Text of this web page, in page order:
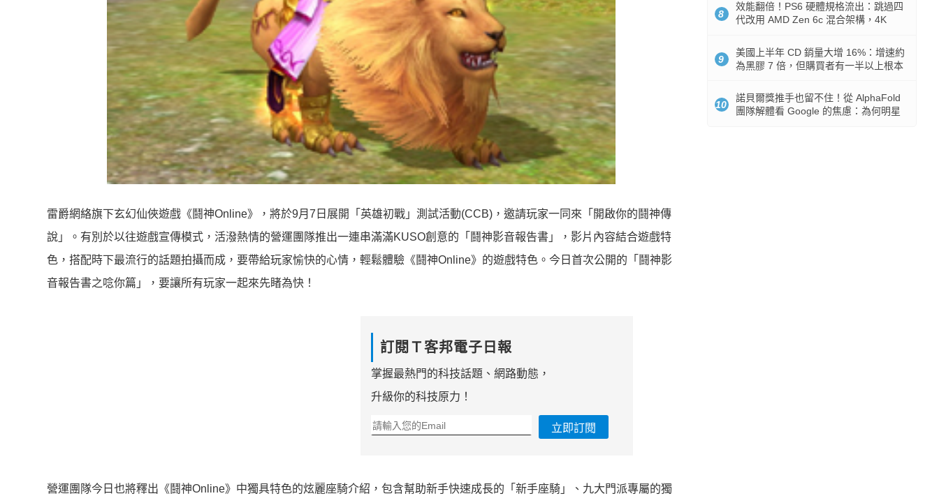
雷爵網絡旗下玄幻仙俠遊戲《鬪神Online》，將於9月7日展開「英雄初戰」測試活動(CCB)，邀請玩家一同來「開啟你的鬪神傳
說」。有別於以往遊戲宣傳模式，活潑熱情的營運團隊推出一連串滿滿KUSO創意的「鬪神影音報告書」，影片內容結合遊戲特
色，搭配時下最流行的話題拍攝而成，要帶給玩家愉快的心情，輕鬆體驗《鬪神Online》的遊戲特色。今日首次公開的「鬪神影
音報告書之唸你篇」，要讓所有玩家一起來先睹為快！
訂閱Ｔ客邦電子日報
掌握最熱門的科技話題、網路動態，
升級你的科技原力！
立即訂閱
營運團隊今日也將釋出《鬪神Online》中獨具特色的炫麗座騎介紹，包含幫助新手快速成長的「新手座騎」、九大門派專屬的獨
8
效能翻倍！PS6 硬體規格流出：跳過四
代改用 AMD Zen 6c 混合架構，4K
9
美國上半年 CD 銷量大增 16%：增速約
為黑膠 7 倍，但購買者有一半以上根本
10
諾貝爾獎推手也留不住！從 AlphaFold
團隊解體看 Google 的焦慮：為何明星